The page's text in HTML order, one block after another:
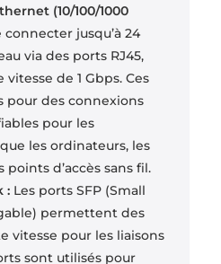
(10/100/1000
jusqu’à 24
via des ports RJ45,
de 1 Gbps. Ces
pour des connexions
pour les
les ordinateurs, les
d’accès sans fil.
:Les ports SFP (Small
permettent des
vitesse pour les liaisons
sont utilisés pour